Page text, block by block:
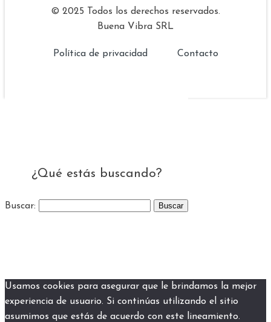
© 2025 Todos los derechos reservados.
Buena Vibra SRL
Política de privacidad Contacto
¿Qué estás buscando?
Buscar:
Usamos cookies para asegurar que le brindamos la mejor
experiencia de usuario. Si continúas utilizando el sitio
asumimos que estás de acuerdo con este lineamiento.